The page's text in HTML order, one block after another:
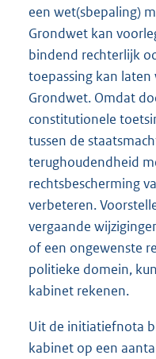
een wet(sbepaling)
Grondwet kan
bindend rechterlijk
toepassing kan
Grondwet. Omdat
constitutionele
tussen de
terughoudendheid
rechtsbescherming
verbeteren.
vergaande
of een ongewenste
politieke domein,
kabinet rekenen.
Uit de initiatiefnota
kabinet op een